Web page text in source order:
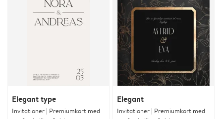
Elegant type
Invitationer | Premiumkort med
Elegant
Invitationer | Premiumkort med